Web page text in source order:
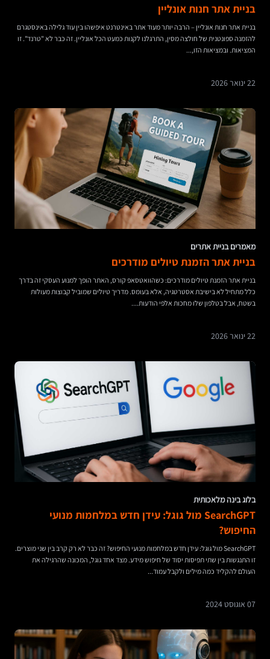
בניית אתר חנות אונליין
בניית אתר חנות אונליין – הרבה יותר מעוד אתר באינטרנט איפשהו בין עוד גלילה באינסטגרם
להזמנה ספונטנית של חולצה מסין, התרגלנו לקנות כמעט הכל אונליין. זה כבר לא "טרנד". זו
המציאות. ובמציאות הזו,...
22 ינואר 2026
מאמרים בניית אתרים
בניית אתר הזמנת טיולים מודרכים
בניית אתר הזמנת טיולים מודרכים: כשהוואטסאפ קורס, האתר הופך למנוע העסקי זה בדרך
כלל מתחיל לא בישיבת אסטרטגיה, אלא בעומס. מדריך טיולים שמוביל קבוצות מעולות
בשטח, אבל בטלפון שלו מחכות אלפי הודעות....
22 ינואר 2026
בלוג בינה מלאכותית
SearchGPT מול גוגל: עידן חדש במלחמות מנועי
החיפוש?
SearchGPT מול גוגל: עידן חדש במלחמות מנועי החיפוש? זה כבר לא רק קרב בין שני מוצרים.
זו התנגשות בין שתי תפיסות יסוד של חיפוש מידע. מצד אחד גוגל, המכונה שהרגילה את
העולם להקליד כמה מילים ולקבל עמוד...
07 אוגוסט 2024